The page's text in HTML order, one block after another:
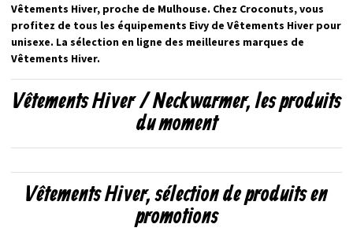
Vêtements Hiver, proche de Mulhouse. Chez Croconuts, vous
profitez de tous les équipements Eivy de Vêtements Hiver pour
unisexe. La sélection en ligne des meilleures marques de
Vêtements Hiver.
Vêtements Hiver / Neckwarmer, les produits
du moment
Vêtements Hiver, sélection de produits en
promotions